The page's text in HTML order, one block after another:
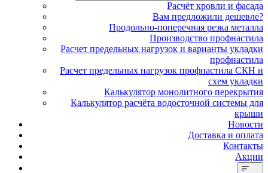
Расчёт кровли и фасада
Вам предложили дешевле?
Продольно-поперечная резка металла
Производство профнастила
Расчет предельных нагрузок и варианты укладки
профнастила
Расчет предельных нагрузок профнастила СКН и
схем укладки
Калькулятор монолитного перекрытия
Калькулятор расчёта водосточной системы для
крыши
Новости
Доставка и оплата
Контакты
Акции